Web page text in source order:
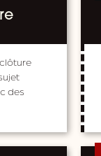
des